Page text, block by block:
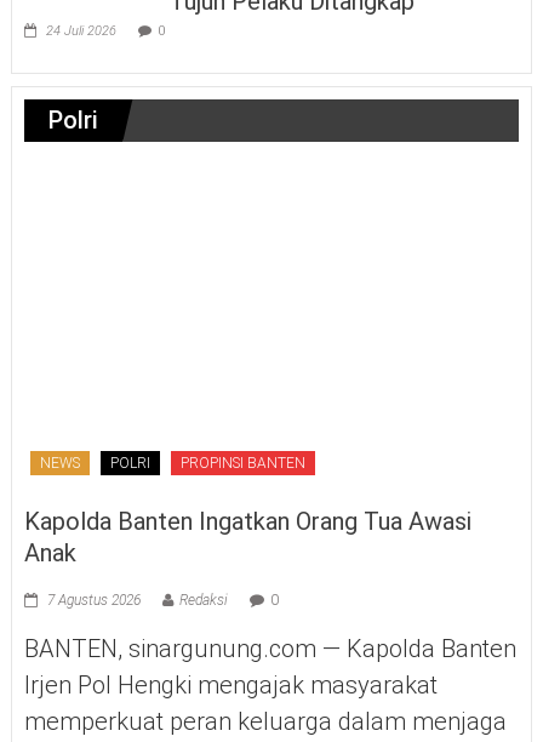
24 Juli 2026 0
Polri
NEWS POLRI PROPINSI BANTEN
Kapolda Banten Ingatkan Orang Tua Awasi
Anak
7 Agustus 2026 Redaksi 0
BANTEN, sinargunung.com — Kapolda Banten
Irjen Pol Hengki mengajak masyarakat
memperkuat peran keluarga dalam menjaga